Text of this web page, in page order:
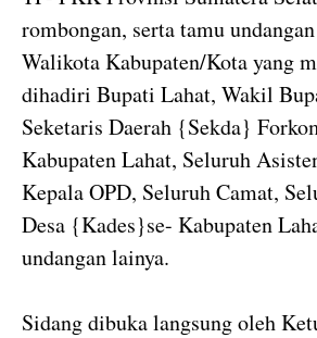
rombongan, serta tamu
Walikota Kabupaten/Kota yang
dihadiri Bupati Lahat, Wakil
Seketaris Daerah {Sekda}
Kabupaten Lahat, Seluruh
Kepala OPD, Seluruh Camat,
Desa {Kades}se- Kabupaten
undangan lainya.
Sidang dibuka langsung oleh